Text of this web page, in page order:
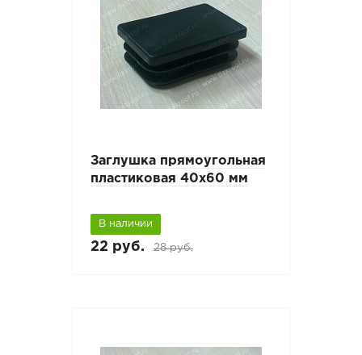
Заглушка прямоугольная
пластиковая 40х60 мм
В наличии
22 руб. 28 руб.